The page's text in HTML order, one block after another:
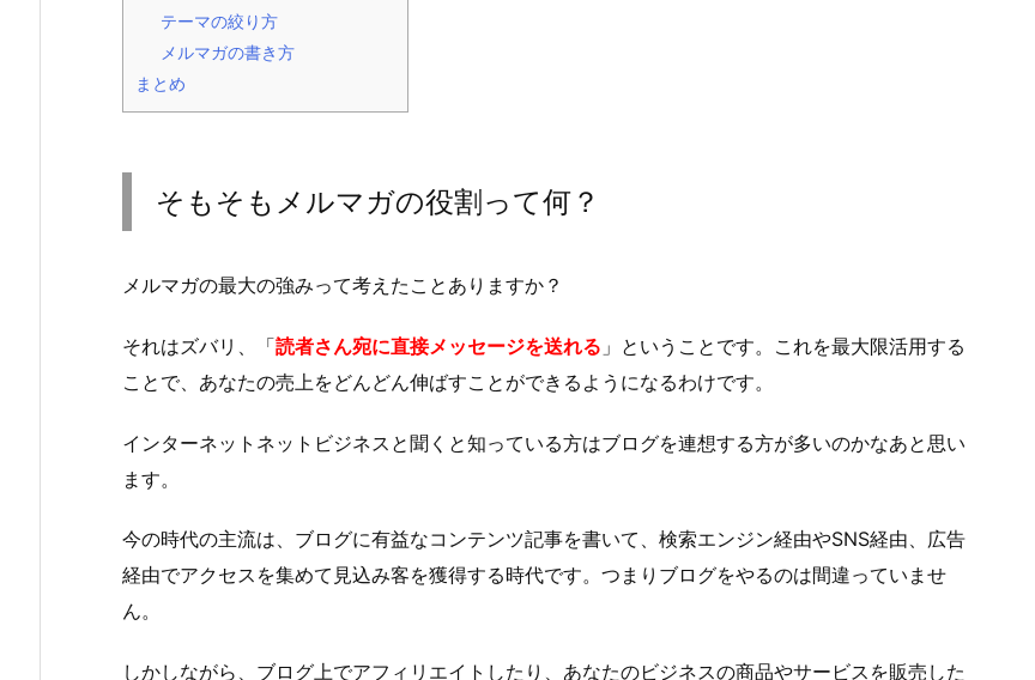
テーマの絞り方
メルマガの書き方
まとめ
そもそもメルマガの役割って何？
メルマガの最大の強みって考えたことありますか？
それはズバリ、「読者さん宛に直接メッセージを送れる 」ということです。これを最大限活用する
ことで、あなたの売上をどんどん伸ばすことができるようになるわけです。
インターネットネットビジネスと聞くと知っている方はブログを連想する方が多いのかなあと思い
ます。
今の時代の主流は、ブログに有益なコンテンツ記事を書いて、検索エンジン経由やSNS経由、広告
経由でアクセスを集めて見込み客を獲得する時代です。つまりブログをやるのは間違っていませ
ん。
しかしながら、ブログ上でアフィリエイトしたり、あなたのビジネスの商品やサービスを販売した